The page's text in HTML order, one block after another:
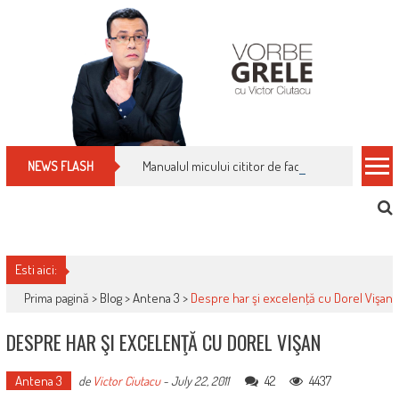
NEWS FLASH Manualul micului cititor de facturi: nu plăti
Esti aici:
Prima pagină > Blog>Antena 3 > Despre har şi excelenţă cu Dorel Vişan
DESPRE HAR ŞI EXCELENŢĂ CU DOREL VIŞAN
Antena 3 de Victor Ciutacu-July 22, 2011 42 4437